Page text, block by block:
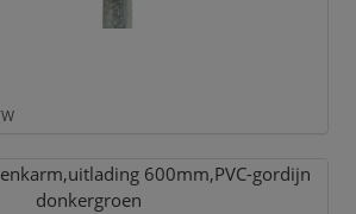
uitlading 600mm,PVC-gordijn
donkergroen